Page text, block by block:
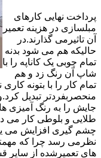
پرداخت نهایی کارهای
مبلسازی در هزینه تعمیر
آن تاثیرمی گذارند.در
حالیکه هم می شود بدنه
تمام چوبی یک کاناپه را با
شاپ آن رنگ زد و هم
تمام کار را با بتونه
منحصربفردتر تبدیل
جایش را به رنگ آمیزی
طلایی و بلوطی کار می
چشم گیری افزایش می
نظرمی رسد چرا که
های تعمیرشده از سایر